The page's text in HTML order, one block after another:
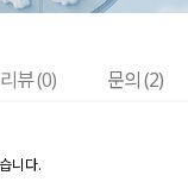
리뷰 (0) 문의 (2)
니다.